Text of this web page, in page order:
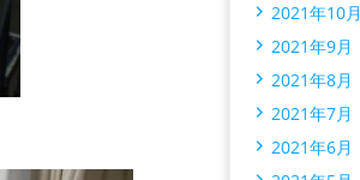
2021年10月
2021年9月
2021年8月
2021年7月
2021年6月